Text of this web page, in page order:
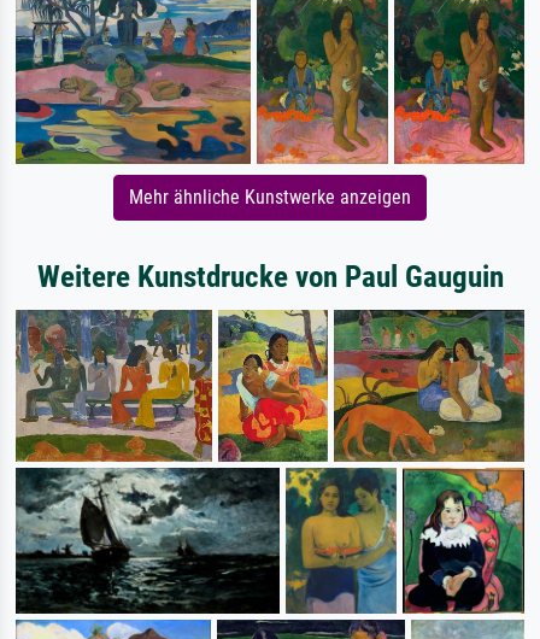
Mehr ähnliche Kunstwerke anzeigen
Weitere Kunstdrucke von Paul Gauguin